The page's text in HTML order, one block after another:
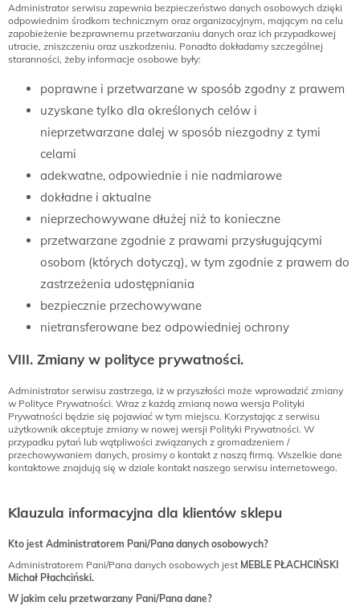
Administrator serwisu zapewnia bezpieczeństwo danych osobowych dzięki
odpowiednim środkom technicznym oraz organizacyjnym, mającym na celu
zapobieżenie bezprawnemu przetwarzaniu danych oraz ich przypadkowej
utracie, zniszczeniu oraz uszkodzeniu. Ponadto dokładamy szczególnej
staranności, żeby informacje osobowe były:
poprawne i przetwarzane w sposób zgodny z prawem
uzyskane tylko dla określonych celów i
nieprzetwarzane dalej w sposób niezgodny z tymi
celami
adekwatne, odpowiednie i nie nadmiarowe
dokładne i aktualne
nieprzechowywane dłużej niż to konieczne
przetwarzane zgodnie z prawami przysługującymi
osobom (których dotyczą), w tym zgodnie z prawem do
zastrzeżenia udostępniania
bezpiecznie przechowywane
nietransferowane bez odpowiedniej ochrony
VIII. Zmiany w polityce prywatności.
Administrator serwisu zastrzega, iż w przyszłości może wprowadzić zmiany
w Polityce Prywatności. Wraz z każdą zmianą nowa wersja Polityki
Prywatności będzie się pojawiać w tym miejscu. Korzystając z serwisu
użytkownik akceptuje zmiany w nowej wersji Polityki Prywatności. W
przypadku pytań lub wątpliwości związanych z gromadzeniem /
przechowywaniem danych, prosimy o kontakt z naszą firmą. Wszelkie dane
kontaktowe znajdują się w dziale kontakt naszego serwisu internetowego.
Klauzula informacyjna dla klientów sklepu
Kto jest Administratorem Pani/Pana danych osobowych?
Administratorem Pani/Pana danych osobowych jest MEBLE PŁACHCIŃSKI
Michał Płachciński.
W jakim celu przetwarzany Pani/Pana dane?